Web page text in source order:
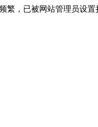
繁，已被网站管理员设置